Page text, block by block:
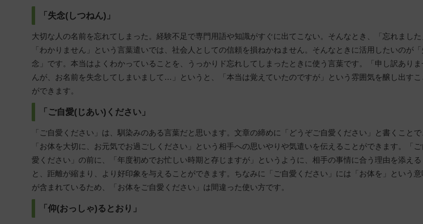
「失念(しつねん)」
大切な人の名前を忘れてしまった。経験不足で専門用語や知識がすぐに出てこない。そんなとき、「忘れました
「わかりません」という言葉遣いでは、社会人としての信頼を損ねかねません。そんなときに活用したいのが「
念」です。 本当はよくわかっていることを、うっかりド忘れしてしまったときに使う 言葉です。「申し訳ありま
んが、お名前を失念してしまいまして…」というと、「本当は覚えていたのですが」という雰囲気を醸し出すこ
ができます。
「ご自愛(じあい)ください」
「ご自愛ください」は、馴染みのある言葉だと思います。文章の締めに「どうぞご自愛ください」と書くことで
「お体を大切に、お元気でお過ごしください」という 相手への思いやりや気遣いを伝える ことができます。「ご
愛ください」の前に、「年度初めでお忙しい時期と存じますが」というように、相手の事情に合う理由を添える
と、距離が縮まり、より好印象を与えることができます。ちなみに「ご自愛ください」には「お体を」という意
が含まれているため、「お体をご自愛ください」は間違った使い方です。
「仰(おっしゃ)るとおり」